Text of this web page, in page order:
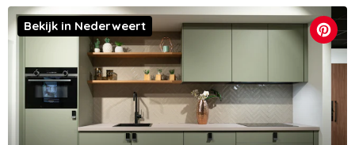
Bekijk in Nederweert